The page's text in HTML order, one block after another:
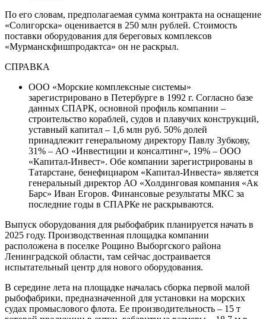
По его словам, предполагаемая сумма контракта на оснащение
«Солигорска» оценивается в 250 млн рублей. Стоимость
поставки оборудования для береговых комплексов
«Мурманскфишпродактса» он не раскрыл.
СПРАВКА
ООО «Морские комплексные системы»
зарегистрировано в Петербурге в 1992 г. Согласно базе
данных СПАРК, основной профиль компании –
строительство кораблей, судов и плавучих конструкций,
уставный капитал – 1,6 млн руб. 50% долей
принадлежит генеральному директору Павлу Зубкову,
31% – АО «Инвестиции и консалтинг», 19% – ООО
«Капитал-Инвест». Обе компании зарегистрированы в
Татарстане, бенефициаром «Капитал-Инвеста» является
генеральный директор АО «Холдинговая компания «Ак
Барс» Иван Егоров. Финансовые результаты МКС за
последние годы в СПАРКе не раскрываются.
Выпуск оборудования для рыбофабрик планируется начать в
2025 году. Производственная площадка компании
расположена в поселке Рощино Выборгского района
Ленинградской области, там сейчас достраивается
испытательный центр для нового оборудования.
В середине лета на площадке началась сборка первой малой
рыбофабрики, предназначенной для установки на морских
судах промыслового флота. Ее производительность – 15 т